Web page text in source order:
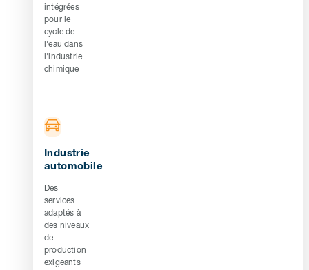
intégrées
pour le
cycle de
l'eau dans
l'industrie
chimique
Industrie
automobile
Des
services
adaptés à
des niveaux
de
production
exigeants